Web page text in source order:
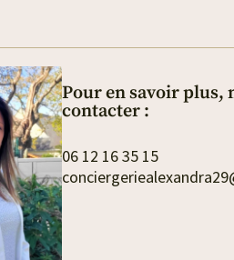
Pour en savoir plus,
contacter :
06 12 16 35 15